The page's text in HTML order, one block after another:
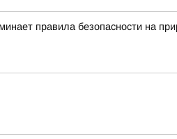
правила безопасности на